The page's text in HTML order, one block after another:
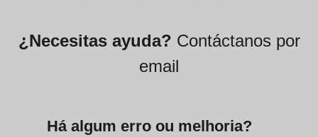
¿Necesitas ayuda? Contáctanos por
email
Há algum erro ou melhoria?